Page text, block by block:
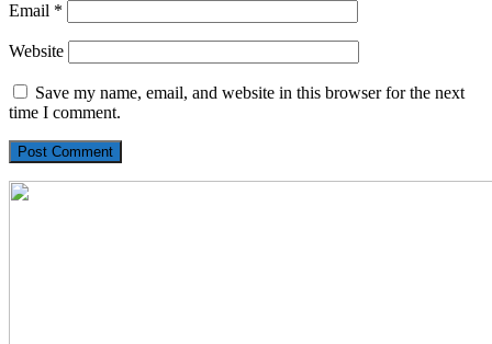
Email *
Website
Save my name, email, and website in this browser for the next
time I comment.